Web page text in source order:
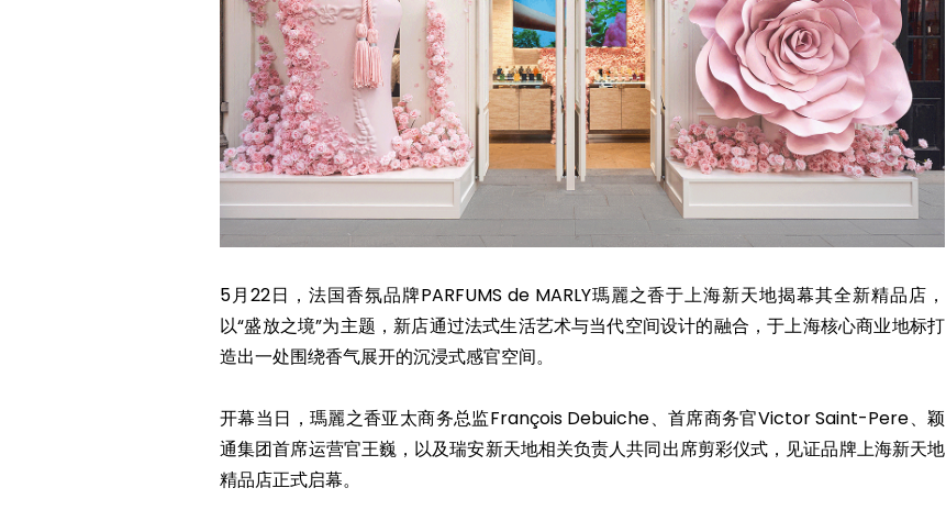
5月22日，法国香氛品牌PARFUMS de MARLY瑪麗之香于上海新天地揭幕其全新精品店，
以“盛放之境”为主题，新店通过法式生活艺术与当代空间设计的融合，于上海核心商业地标打
造出一处围绕香气展开的沉浸式感官空间。
开幕当日，瑪麗之香亚太商务总监François Debuiche、首席商务官Victor Saint-Pere、颖
通集团首席运营官王巍，以及瑞安新天地相关负责人共同出席剪彩仪式，见证品牌上海新天地
精品店正式启幕。